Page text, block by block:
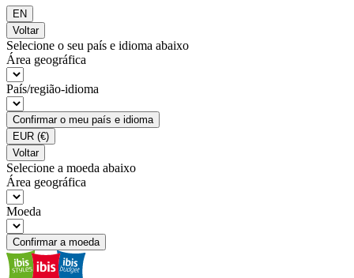
EN
Voltar
Selecione o seu país e idioma abaixo
Área geográfica
País/região-idioma
Confirmar o meu país e idioma
EUR (€)
Voltar
Selecione a moeda abaixo
Área geográfica
Moeda
Confirmar a moeda